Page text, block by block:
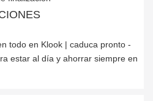
todo en Klook | caduca pronto -
estar al día y ahorrar siempre en